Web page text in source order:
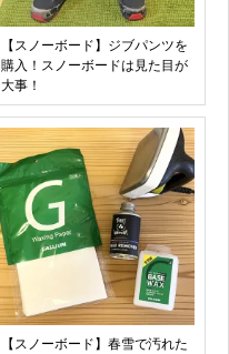
【スノーボード】ジブパンツを
購入！スノーボードは見た目が
大事！
【スノーボード】春雪で汚れた